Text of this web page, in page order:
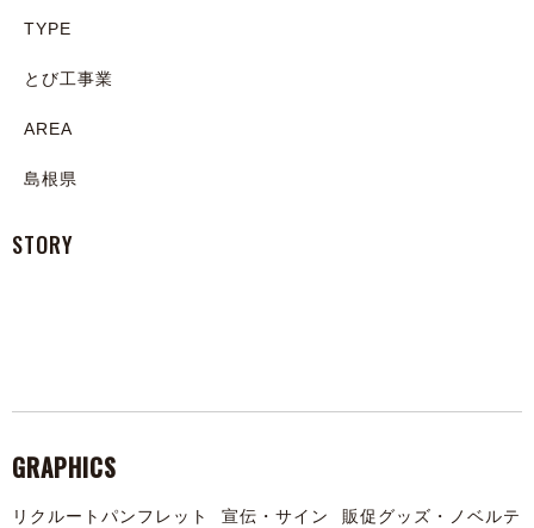
TYPE
とび工事業
AREA
島根県
STORY
GRAPHICS
リクルートパンフレット 宣伝・サイン
販促グッズ・ノベルテ